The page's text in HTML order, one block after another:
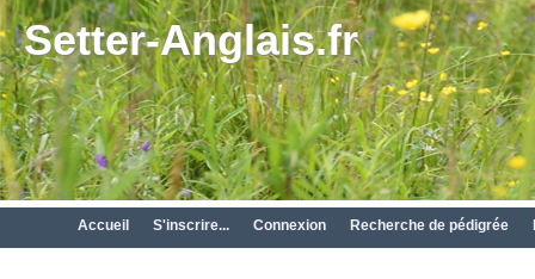
Setter-Anglais.fr
Accueil S'inscrire... Connexion Recherche de pédigrée